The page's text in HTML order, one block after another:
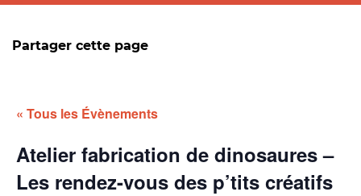
Partager cette page
« Tous les Évènements
Atelier fabrication de dinosaures –
Les rendez-vous des p’tits créatifs